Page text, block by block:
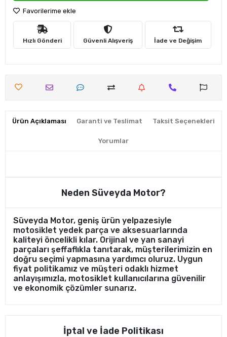
Favorilerime ekle
Hızlı Gönderi Güvenli Alışveriş İade ve Değişim
Ürün Açıklaması Garanti ve Teslimat Taksit Seçenekleri
Yorumlar
Neden Süveyda Motor?
Süveyda Motor, geniş ürün yelpazesiyle
motosiklet yedek parça ve aksesuarlarında
kaliteyi öncelikli kılar. Orijinal ve yan sanayi
parçaları şeffaflıkla tanıtarak, müşterilerimizin en
doğru seçimi yapmasına yardımcı oluruz. Uygun
fiyat politikamız ve müşteri odaklı hizmet
anlayışımızla, motosiklet kullanıcılarına güvenilir
ve ekonomik çözümler sunarız.
İptal ve İade Politikası